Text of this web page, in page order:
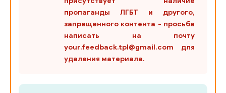
пропаганды ЛГБТ и другого,
запрещенного контента - просьба
написать на почту
your.feedback.tpl@gmail.com для
удаления материала.